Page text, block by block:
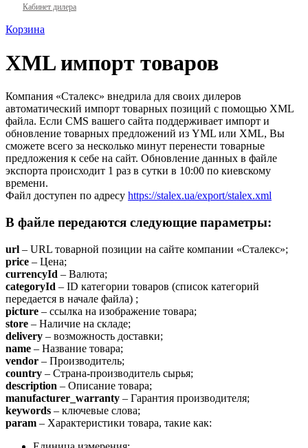
Кабинет дилера
Корзина
XML импорт товаров
Компания «Сталекс» внедрила для своих дилеров
автоматический импорт товарных позиций с помощью XML
файла. Если CMS вашего сайта поддерживает импорт и
обновление товарных предложений из YML или XML, Вы
сможете всего за несколько минут перенести товарные
предложения к себе на сайт. Обновление данных в файле
экспорта происходит 1 раз в сутки в 10:00 по киевскому
времени.
Файл доступен по адресу https://stalex.ua/export/stalex.xml
В файле передаются следующие параметры:
url – URL товарной позиции на сайте компании «Сталекс»;
price – Цена;
currencyId – Валюта;
categoryId – ID категории товаров (список категорий
передается в начале файла) ;
picture – ссылка на изображение товара;
store – Наличие на складе;
delivery – возможность доставки;
name – Название товара;
vendor – Производитель;
country – Страна-производитель сырья;
description – Описание товара;
manufacturer_warranty – Гарантия производителя;
keywords – ключевые слова;
param – Характеристики товара, такие как: